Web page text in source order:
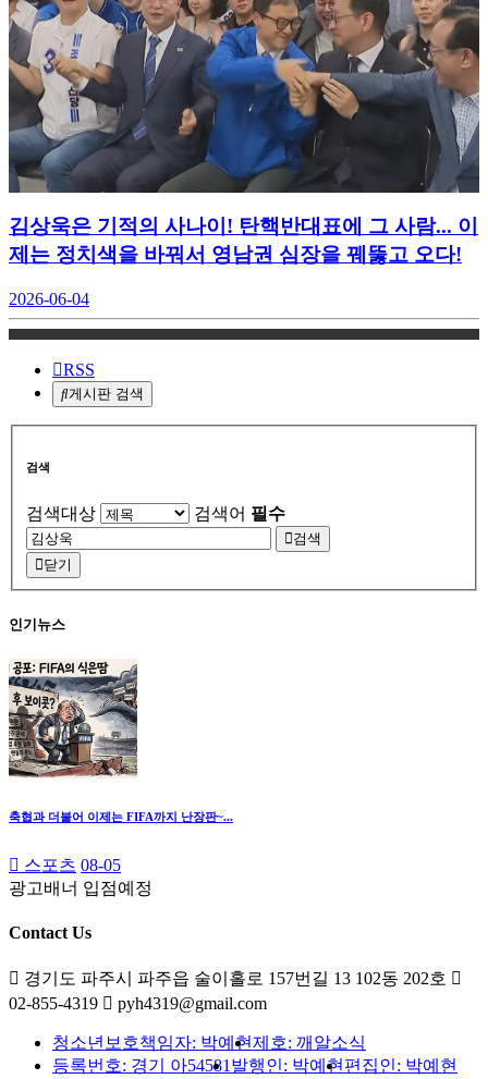
김상욱은 기적의 사나이! 탄핵반대표에 그 사람... 이
제는 정치색을 바꿔서 영남권 심장을 꿰뚫고 오다!
2026-06-04
RSS
게시판 검색
검색
검색대상 검색어 필수
검색
닫기
인기뉴스
축협과 더불어 이제는 FIFA까지 난장판~...
스포츠 08-05
광고배너 입점예정
Contact Us
경기도 파주시 파주읍 술이홀로 157번길 13 102동 202호
02-855-4319
pyh4319@gmail.com
청소년보호책임자: 박예현제호: 깨알소식
등록번호: 경기 아54581 발행인: 박예현 편집인: 박예현